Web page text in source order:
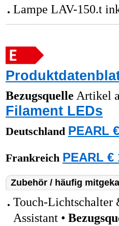
Lampe LAV-150.t
Bezugsquelle Artikel
Filament LEDs
Deutschland PEARL
Frankreich PEARL €
Zubehör / häufig
Touch-Lichtschalter
Assistant •